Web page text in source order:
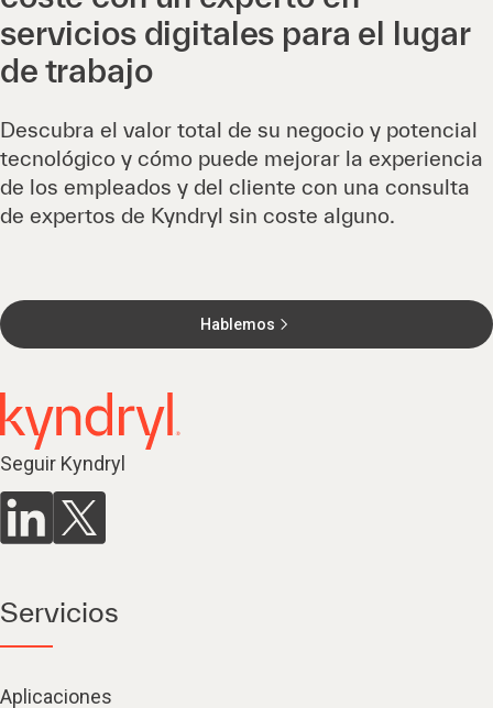
servicios digitales para el lugar
de trabajo
Descubra el valor total de su negocio y potencial
tecnológico y cómo puede mejorar la experiencia
de los empleados y del cliente con una consulta
de expertos de Kyndryl sin coste alguno.
Hablemos
Seguir Kyndryl
Servicios
Aplicaciones